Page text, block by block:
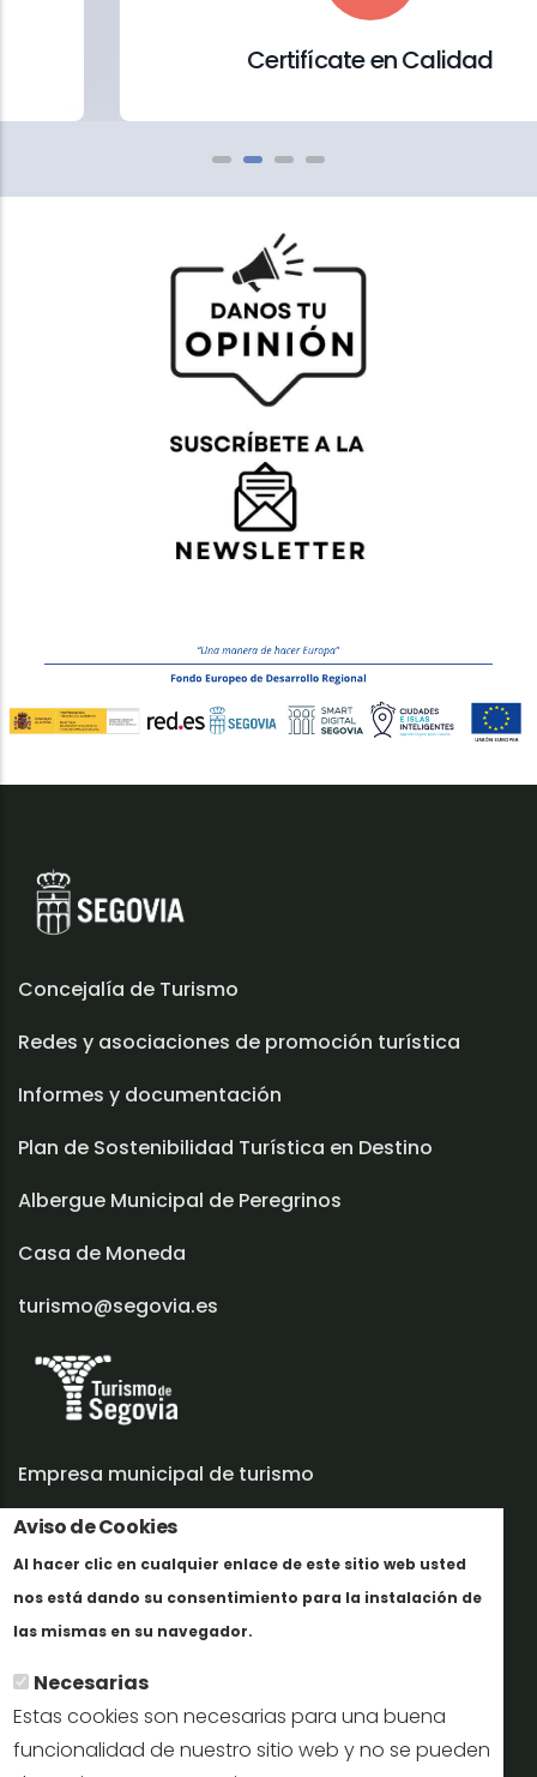
Aviso de Cookies
Al hacer clic en cualquier enlace de este sitio web usted
nos está dando su consentimiento para la instalación de
las mismas en su navegador.
Necesarias
Estas cookies son necesarias para una buena
funcionalidad de nuestro sitio web y no se pueden
Certifícate en Calidad
Concejalía de Turismo
Redes y asociaciones de promoción turística
Informes y documentación
Plan de Sostenibilidad Turística en Destino
Albergue Municipal de Peregrinos
Casa de Moneda
turismo@segovia.es
Empresa municipal de turismo
Trabaja con nosotros
Informes y documentación
Perfil del contratante
Oficinas de Turismo
reservas@turismodesegovia.com